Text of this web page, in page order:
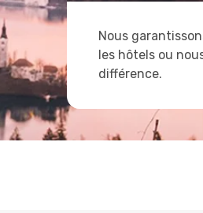
Nous
les hôtels ou
différence.